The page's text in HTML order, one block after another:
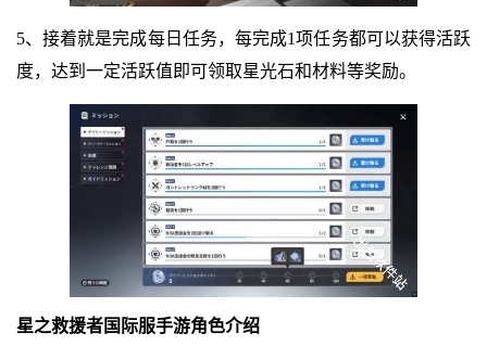
5、接着就是完成每日任务，每完成1项任务都可以获得活跃
度，达到一定活跃值即可领取星光石和材料等奖励。
星之救援者国际服手游角色介绍